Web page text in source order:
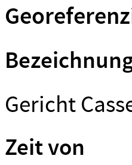
Gericht
Zeit von